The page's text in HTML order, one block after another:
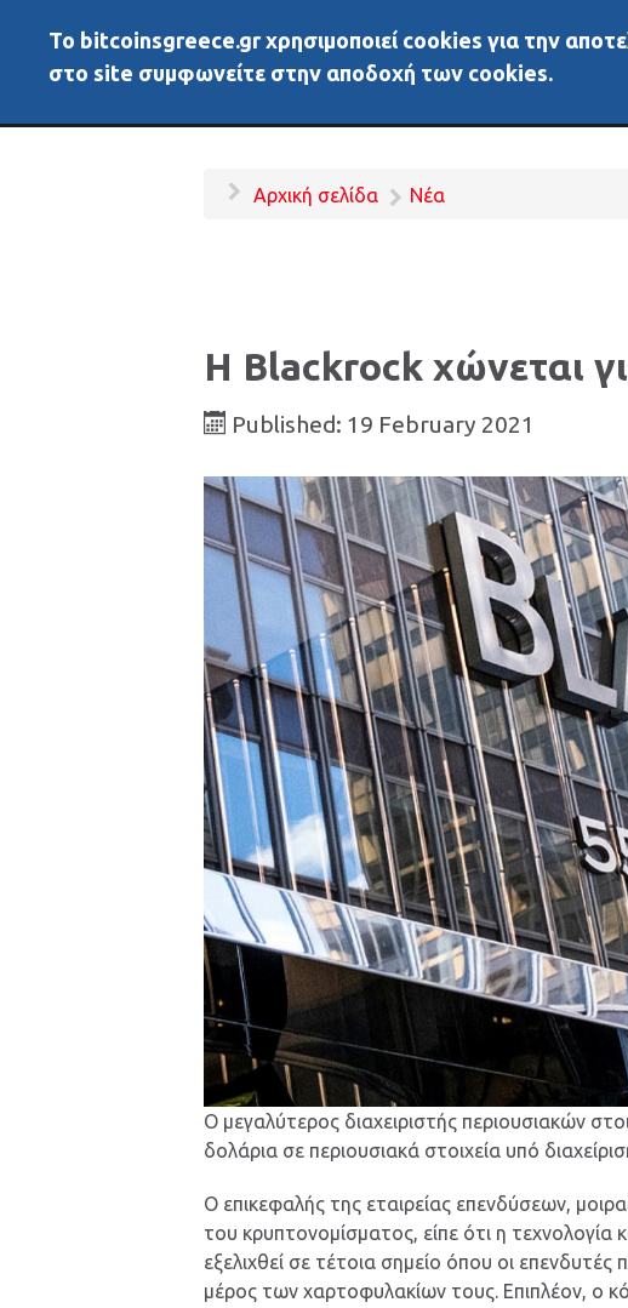
BitcoinsGreeceΑρχική
Αρχική σελίδα Νέα
Η Blackrock χώνεται
Published: 19 February 2021
Ο μεγαλύτερος διαχειριστής περιουσιακών
δολάρια σε περιουσιακά στοιχεία υπό
O επικεφαλής της εταιρείας επενδύσεων,
του κρυπτονομίσματος, είπε ότι η τεχνολογία
εξελιχθεί σε τέτοια σημείο όπου οι
μέρος των χαρτοφυλακίων τους. Επιπλέον, ο
To bitcoinsgreece.gr χρησιμοποιεί cookies για την
στο site συμφωνείτε στην αποδοχή των cookies.